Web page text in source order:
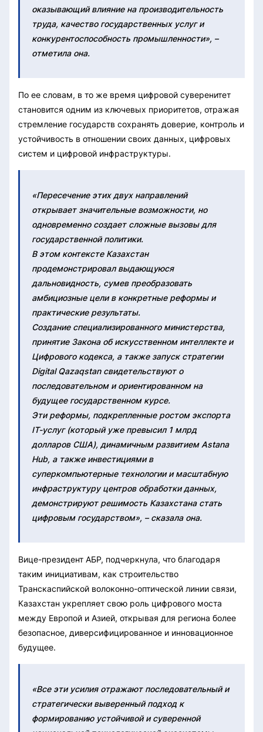
оказывающий влияние на производительность
труда, качество государственных услуг и
конкурентоспособность промышленности», –
отметила она.
По ее словам, в то же время цифровой суверенитет
становится одним из ключевых приоритетов, отражая
стремление государств сохранять доверие, контроль и
устойчивость в отношении своих данных, цифровых
систем и цифровой инфраструктуры.
«Пересечение этих двух направлений
открывает значительные возможности, но
одновременно создает сложные вызовы для
государственной политики.
В этом контексте Казахстан
продемонстрировал выдающуюся
дальновидность, сумев преобразовать
амбициозные цели в конкретные реформы и
практические результаты.
Создание специализированного министерства,
принятие Закона об искусственном интеллекте и
Цифрового кодекса, а также запуск стратегии
Digital Qazaqstan свидетельствуют о
последовательном и ориентированном на
будущее государственном курсе.
Эти реформы, подкрепленные ростом экспорта
IT-услуг (который уже превысил 1 млрд
долларов США), динамичным развитием Astana
Hub, а также инвестициями в
суперкомпьютерные технологии и масштабную
инфраструктуру центров обработки данных,
демонстрируют решимость Казахстана стать
цифровым государством», – сказала она.
Вице-президент АБР, подчеркнула, что благодаря
таким инициативам, как строительство
Транскаспийской волоконно-оптической линии связи,
Казахстан укрепляет свою роль цифрового моста
между Европой и Азией, открывая для региона более
безопасное, диверсифицированное и инновационное
будущее.
«Все эти усилия отражают последовательный и
стратегически выверенный подход к
формированию устойчивой и суверенной